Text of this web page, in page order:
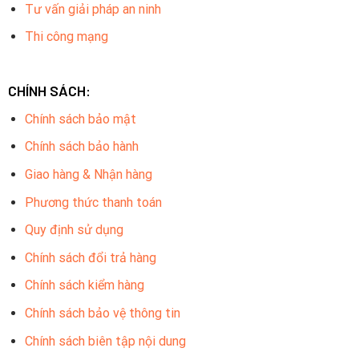
Tư vấn giải pháp an ninh
Thi công mạng
CHÍNH SÁCH:
Chính sách bảo mật
Chính sách bảo hành
Giao hàng & Nhận hàng
Phương thức thanh toán
Quy định sử dụng
Chính sách đổi trả hàng
Chính sách kiểm hàng
Chính sách bảo vệ thông tin
Chính sách biên tập nội dung